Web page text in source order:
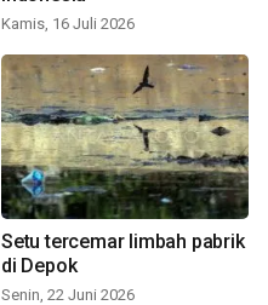
Kamis, 16 Juli 2026
Setu tercemar limbah pabrik
di Depok
Senin, 22 Juni 2026